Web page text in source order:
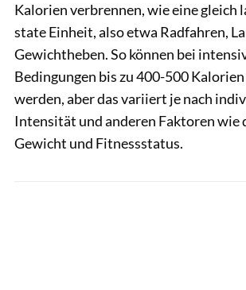
Kalorien verbrennen, wie eine gleich
state Einheit, also etwa Radfahren,
Gewichtheben. So können bei
Bedingungen bis zu 400-500
werden, aber das variiert je nach
Intensität und anderen Faktoren wie
Gewicht und Fitnessstatus.